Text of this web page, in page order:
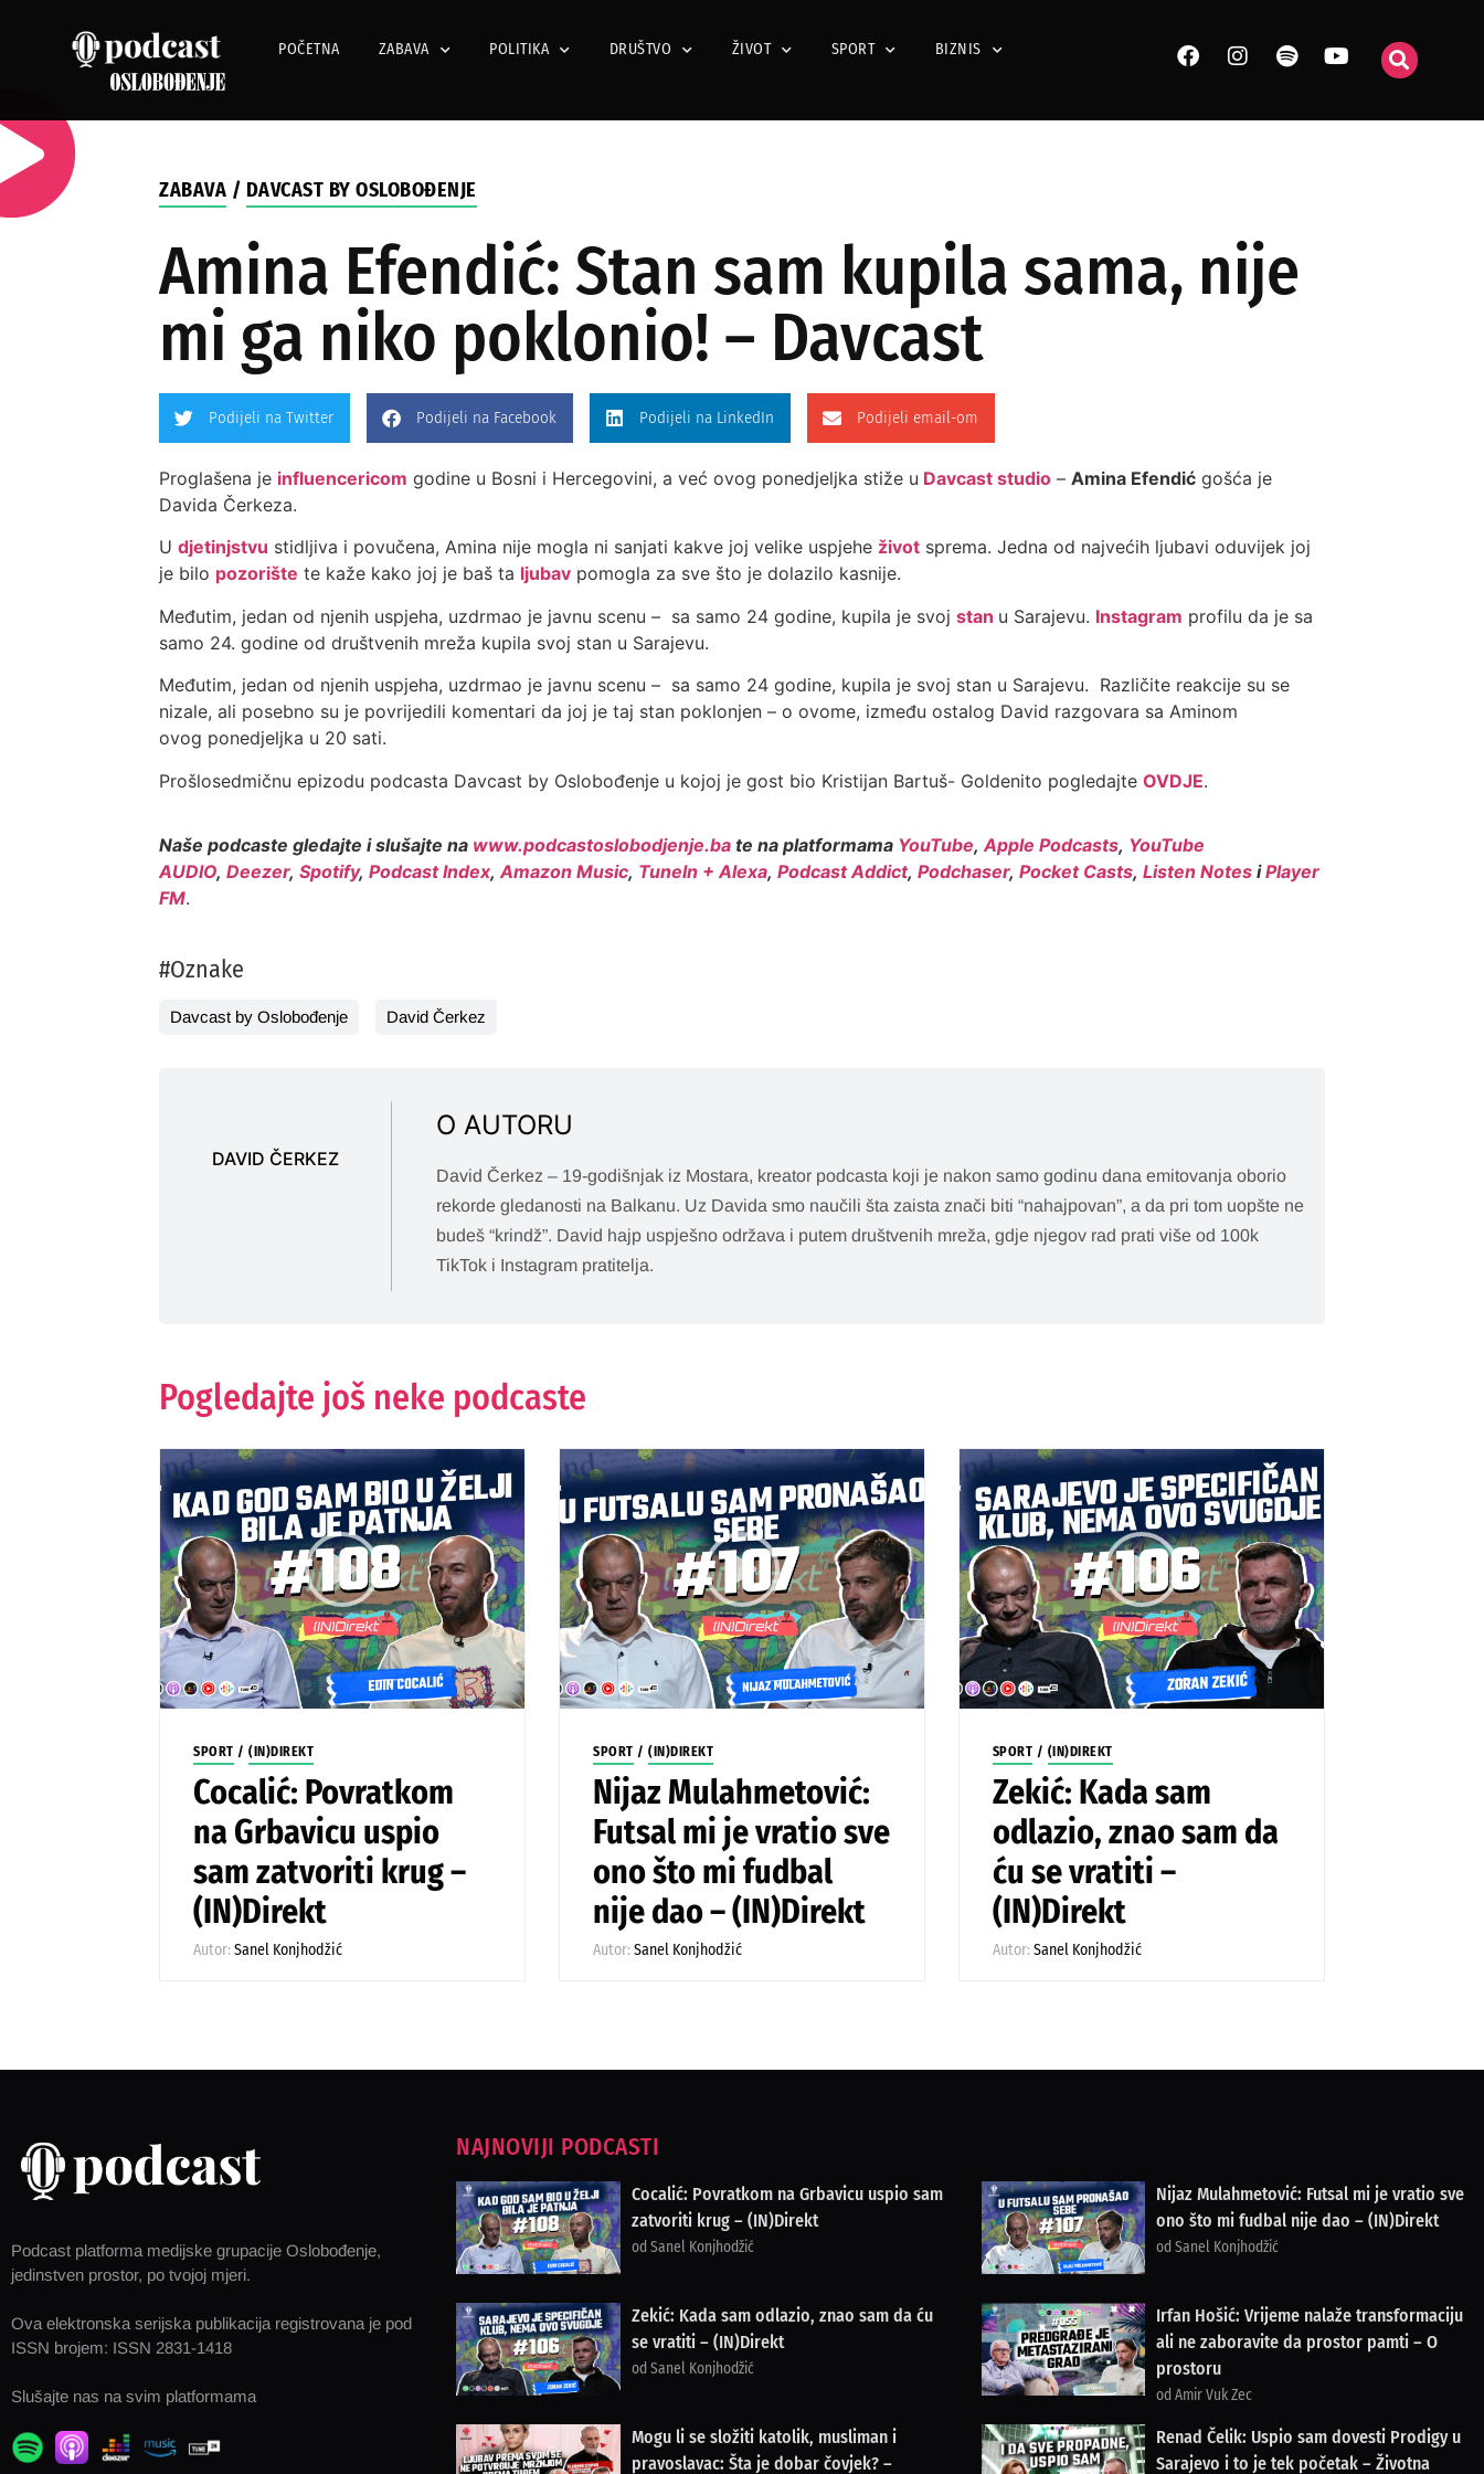
POČETNA ZABAVA POLITIKA DRUŠTVO ŽIVOT SPORT BIZNIS
ZABAVA / DAVCAST BY OSLOBOĐENJE
Amina Efendić: Stan sam kupila sama, nije
mi ga niko poklonio! – Davcast
Podijeli na Twitter Podijeli na Facebook Podijeli na LinkedIn Podijeli email-om
Proglašena je influencericom godine u Bosni i Hercegovini, a već ovog ponedjeljka stiže u Davcast studio –Amina Efendić gošća je
Davida Čerkeza.
Udjetinjstvu stidljiva i povučena, Amina nije mogla ni sanjati kakve joj velike uspjehe život sprema. Jedna od najvećih ljubavi oduvijek joj
je bilo pozorište te kaže kako joj je baš ta ljubav pomogla za sve što je dolazilo kasnije.
Međutim, jedan od njenih uspjeha, uzdrmao je javnu scenu – sa samo 24 godine, kupila je svojstan u Sarajevu. Instagram profilu da je sa
samo 24. godine od društvenih mreža kupila svoj stan u Sarajevu.
Međutim, jedan od njenih uspjeha, uzdrmao je javnu scenu – sa samo 24 godine, kupila je svoj stan u Sarajevu. Različite reakcije su se
nizale, ali posebno su je povrijedili komentari da joj je taj stan poklonjen – o ovome, između ostalog David razgovara sa Aminom
ovog ponedjeljka u 20 sati.
Prošlosedmičnu epizodu podcasta Davcast by Oslobođenje u kojoj je gost bio Kristijan Bartuš- Goldenito pogledajteOVDJE.
Naše podcaste gledajte i slušajte na www.podcastoslobodjenje.bate na platformama YouTube,Apple Podcasts, YouTube
AUDIO,Deezer,Spotify,Podcast Index,Amazon Music, TuneIn + Alexa,Podcast Addict,Podchaser,Pocket Casts,Listen Notes iPlayer
FM.
#Oznake
Davcast by Oslobođenje David Čerkez
DAVID ČERKEZ
O AUTORU
David Čerkez – 19-godišnjak iz Mostara, kreator podcasta koji je nakon samo godinu dana emitovanja oborio
rekorde gledanosti na Balkanu. Uz Davida smo naučili šta zaista znači biti “nahajpovan”, a da pri tom uopšte ne
budeš “krindž”. David hajp uspješno održava i putem društvenih mreža, gdje njegov rad prati više od 100k
TikTok i Instagram pratitelja.
Pogledajte još neke podcaste
SPORT /(IN)DIREKT
Cocalić: Povratkom
na Grbavicu uspio
sam zatvoriti krug –
(IN)Direkt
Autor:Sanel Konjhodžić
SPORT /(IN)DIREKT
Nijaz Mulahmetović:
Futsal mi je vratio sve
ono što mi fudbal
nije dao – (IN)Direkt
Autor:Sanel Konjhodžić
SPORT / (IN)DIREKT
Zekić: Kada sam
odlazio, znao sam da
ću se vratiti –
(IN)Direkt
Autor: Sanel Konjhodžić
Podcast platforma medijske grupacije Oslobođenje,
jedinstven prostor, po tvojoj mjeri.
Ova elektronska serijska publikacija registrovana je pod
ISSN brojem: ISSN 2831-1418
Slušajte nas na svim platformama
NAJNOVIJI PODCASTI
Cocalić: Povratkom na Grbavicu uspio sam
zatvoriti krug – (IN)Direkt
od Sanel Konjhodžić
Nijaz Mulahmetović: Futsal mi je vratio sve
ono što mi fudbal nije dao – (IN)Direkt
od Sanel Konjhodžić
Zekić: Kada sam odlazio, znao sam da ću
se vratiti – (IN)Direkt
od Sanel Konjhodžić
Irfan Hošić: Vrijeme nalaže transformaciju
ali ne zaboravite da prostor pamti – O
prostoru
od Amir Vuk Zec
Mogu li se složiti katolik, musliman i
pravoslavac: Šta je dobar čovjek? –
Renad Čelik: Uspio sam dovesti Prodigy u
Sarajevo i to je tek početak – Životna